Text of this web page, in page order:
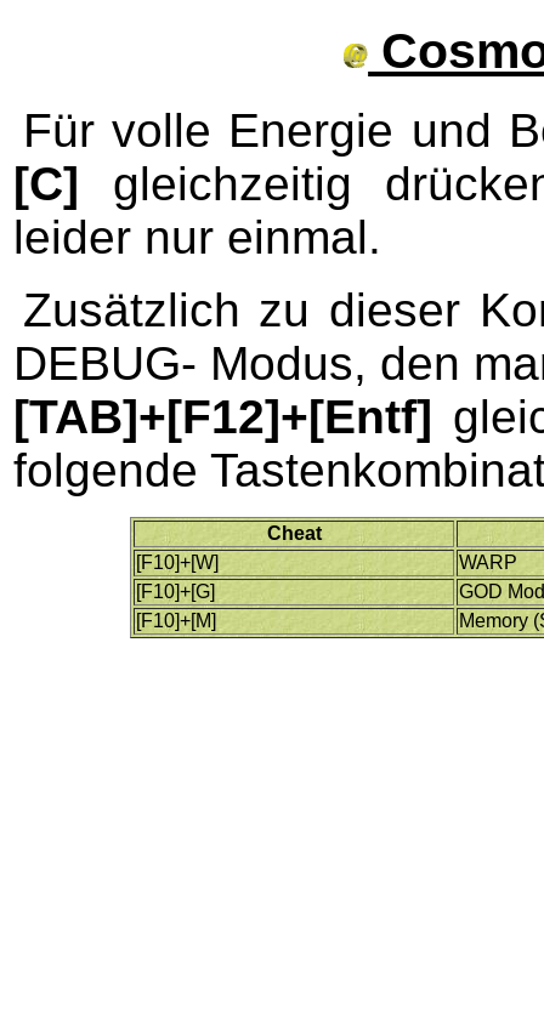
Für volle Energie und
[C] gleichzeitig
leider nur einmal.
Zusätzlich zu dieser
DEBUG- Modus, den
[TAB]+[F12]+[Entf]
folgende
Cheat
[F10]+[W]
WARP
[F10]+[G]
GOD
[F10]+[M]
Memory